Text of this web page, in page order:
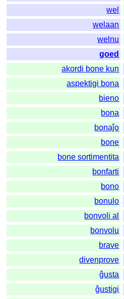
wel
welaan
welnu
goed
akordi bone kun
aspektigi bona
bieno
bona
bonaĵo
bone
bone sortimentita
bonfarti
bono
bonulo
bonvoli al
bonvolu
brave
divenprove
ĝusta
ĝustigi